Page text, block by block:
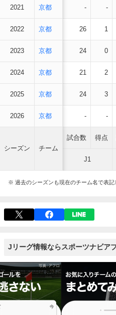
2021 京都 - -
2022 京都 26 1
2023 京都 24 0
2024 京都 21 2
2025 京都 24 3
2026 京都 - -
シーズン チーム
試合数 得点
J1
※ 過去のシーズンも現在のチーム名で表記
Jリーグ情報ならスポーツナビア